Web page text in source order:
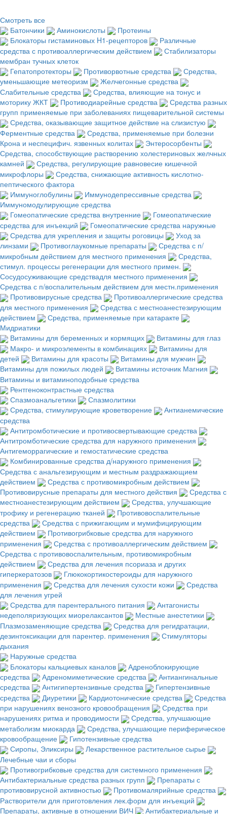
Смотреть все
Батончики
Аминокислоты
Протеины
Блокаторы гистаминовых H1-рецепторов
Различные
средства с противоаллергическим действием
Стабилизаторы
мембран тучных клеток
Гепатопротекторы
Противорвотные средства
Средства,
уменьшающие метеоризм
Желчегонные средства
Слабительные средства
Средства, влияющие на тонус и
моторику ЖКТ
Противодиарейные средства
Средства разных
групп применяемые при заболеваниях пищеварительной системы
Средства, оказывающие защитное действие на слизистую
Ферментные средства
Средства, применяемые при болезни
Крона и неспецифич. язвенных колитах
Энтеросорбенты
Средства, способствующие растворению холестериновых желчных
камней
Средства, регулирующие равновесие кишечной
микрофлоры
Средства, снижающие активность кислотно-
пептического фактора
Иммуноглобулины
Иммунодепрессивные средства
Иммуномодулирующие средства
Гомеопатические средства внутренние
Гомеопатические
средства для инъекций
Гомеопатические средства наружные
Средства для укрепления и защиты роговицы
Уход за
линзами
Противоглаукомные препараты
Средства с п/
микробным действием для местного применения
Средства,
стимул. процессы регенерации для местного примен.
Сосудосуживающие средствадля местного применения
Средства с п/воспалительным действием для местн.применения
Противовирусные средства
Противоаллергические средства
для местного применения
Средства с местноанестезирующим
действием
Средства, применяемые при катаракте
Мидриатики
Витамины для беременных и кормящих
Витамины для глаз
Макро- и микроэлементы в комбинациях
Витамины для
детей
Витамины для красоты
Витамины для мужчин
Витамины для пожилых людей
Витамины источник Магния
Витамины и витаминоподобные средства
Рентгеноконтрастные средства
Спазмоанальгетики
Спазмолитики
Средства, стимулирующие кроветворение
Антианемические
средства
Антитромботические и противосвертывающие средства
Антитромботические средства для наружного применения
Антигеморрагические и гемостатические средства
Комбинированные средства д/наружного применения
Средства с анальгезирующим и местным раздражающием
действием
Средства с противомикробным действием
Противовирусные препараты для местного действия
Средства с
местноанестезирующим действием
Средства, улучшающие
трофику и регенерацию тканей
Противовоспалительные
средства
Средства с прижигающим и мумифицирующим
действием
Противогрибковые средства для наружного
применения
Средства с противоаллергическим действием
Средства с противовоспалительным, противомикробным
действием
Средства для лечения псориаза и других
гиперкератозов
Глюкокортикостероиды для наружного
применения
Средства для лечения сухости кожи
Средства
для лечения угрей
Средства для парентерального питания
Антагонисты
недеполяризующих миорелаксантов
Местные анестетики
Плазмозаменяющие средства
Средства для регидратации,
дезинтоксикации для парентер. применения
Стимуляторы
дыхания
Наружные средства
Блокаторы кальциевых каналов
Адреноблокирующие
средства
Адреномиметические средства
Антиангинальные
средства
Антигипертензивные средства
Гипертензивные
средства
Диуретики Кардиотонические средства
Средства
при нарушениях венозного кровообращения
Средства при
нарушениях ритма и проводимости
Средства, улучшающие
метаболизм миокарда
Средства, улучшающие периферическое
кровообращение
Гипотензивные средства
Сиропы, Эликсиры
Лекарственное растительное сырье
Лечебные чаи и сборы
Противогрибковые средства для системного применения
Антибактериальные средства разных групп
Препараты с
противовирусной активностью
Противомалярийные средства
Растворители для приготовления лек.форм для инъекций
Препараты, активные в отношении ВИЧ
Антибактериальные и